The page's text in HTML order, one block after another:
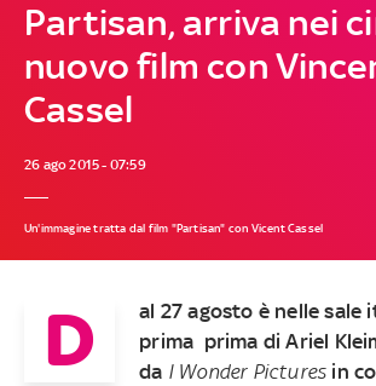
Partisan, arriva nei
nuovo film con
Cassel
26 ago 2015 - 07:59
Un'immagine tratta dal film "Partisan" con Vicent Cassel
D
al 27 agosto è nelle sale
prima prima di Ariel
da I Wonder Pictures in